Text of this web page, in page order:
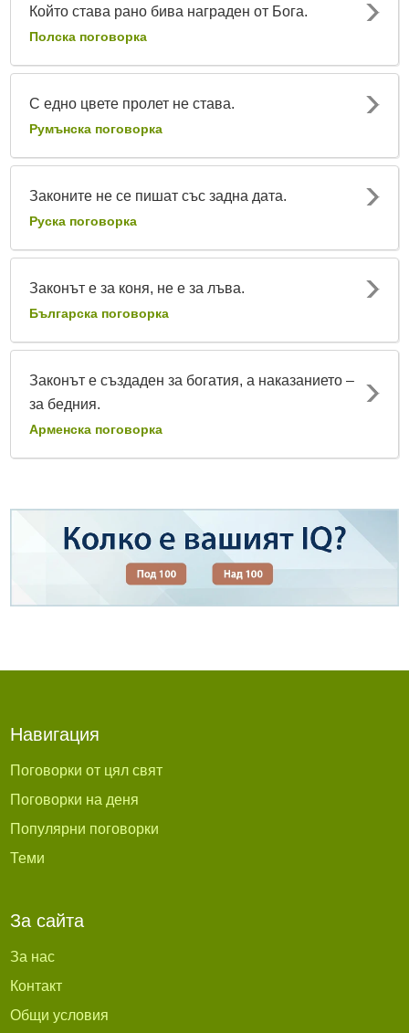
Който става рано бива награден от Бога.
Полска поговорка
С едно цвете пролет не става.
Румънска поговорка
Законите не се пишат със задна дата.
Руска поговорка
Законът е за коня, не е за лъва.
Българска поговорка
Законът е създаден за богатия, а наказанието –
за бедния.
Арменска поговорка
Навигация
Поговорки от цял свят
Поговорки на деня
Популярни поговорки
Теми
За сайта
За нас
Контакт
Общи условия